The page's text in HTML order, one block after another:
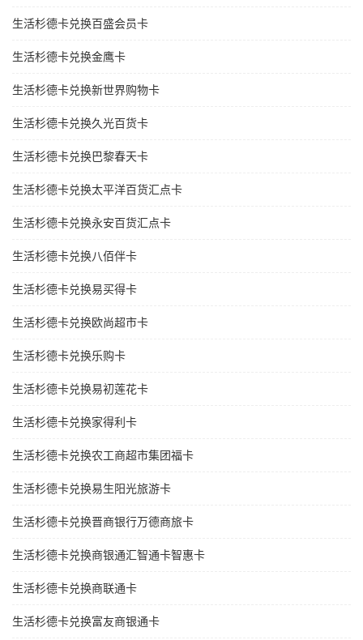
生活杉德卡兑换百盛会员卡
生活杉德卡兑换金鹰卡
生活杉德卡兑换新世界购物卡
生活杉德卡兑换久光百货卡
生活杉德卡兑换巴黎春天卡
生活杉德卡兑换太平洋百货汇点卡
生活杉德卡兑换永安百货汇点卡
生活杉德卡兑换八佰伴卡
生活杉德卡兑换易买得卡
生活杉德卡兑换欧尚超市卡
生活杉德卡兑换乐购卡
生活杉德卡兑换易初莲花卡
生活杉德卡兑换家得利卡
生活杉德卡兑换农工商超市集团福卡
生活杉德卡兑换易生阳光旅游卡
生活杉德卡兑换晋商银行万德商旅卡
生活杉德卡兑换商银通汇智通卡智惠卡
生活杉德卡兑换商联通卡
生活杉德卡兑换富友商银通卡